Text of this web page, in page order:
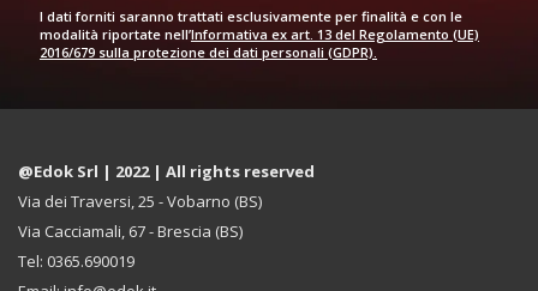
I dati forniti saranno trattati esclusivamente per finalità e con le
modalità riportate nell’Informativa ex art. 13 del Regolamento (UE)
2016/679 sulla protezione dei dati personali (GDPR).
@Edok Srl | 2022 | All rights reserved
Via dei Traversi, 25 - Vobarno (BS)
Via Cacciamali, 67 - Brescia (BS)
Tel: 0365.690019